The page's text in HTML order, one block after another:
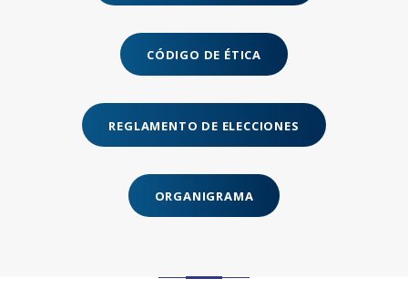
CÓDIGO DE ÉTICA
REGLAMENTO DE ELECCIONES
ORGANIGRAMA